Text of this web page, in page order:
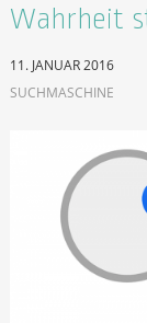
Wahrheit
11. JANUAR 2016
SUCHMASCHINE